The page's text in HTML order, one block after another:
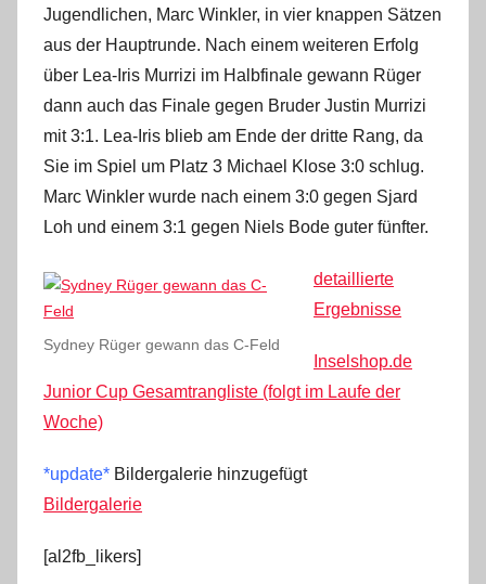
Jugendlichen, Marc Winkler, in vier knappen Sätzen
aus der Hauptrunde. Nach einem weiteren Erfolg
über Lea-Iris Murrizi im Halbfinale gewann Rüger
dann auch das Finale gegen Bruder Justin Murrizi
mit 3:1. Lea-Iris blieb am Ende der dritte Rang, da
Sie im Spiel um Platz 3 Michael Klose 3:0 schlug.
Marc Winkler wurde nach einem 3:0 gegen Sjard
Loh und einem 3:1 gegen Niels Bode guter fünfter.
Sydney Rüger gewann das C-Feld
detaillierte
Ergebnisse
Inselshop.de
Junior Cup Gesamtrangliste (folgt im Laufe der
Woche)
*update* Bildergalerie hinzugefügt
Bildergalerie
[al2fb_likers]